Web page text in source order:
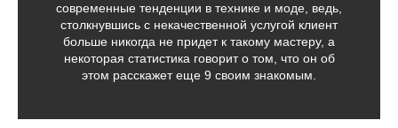
современные тенденции в технике и моде, ведь,
столкнувшись с некачественной услугой клиент
больше никогда не придет к такому мастеру, а
некоторая статистика говорит о том, что он об
этом расскажет еще 9 своим знакомым.